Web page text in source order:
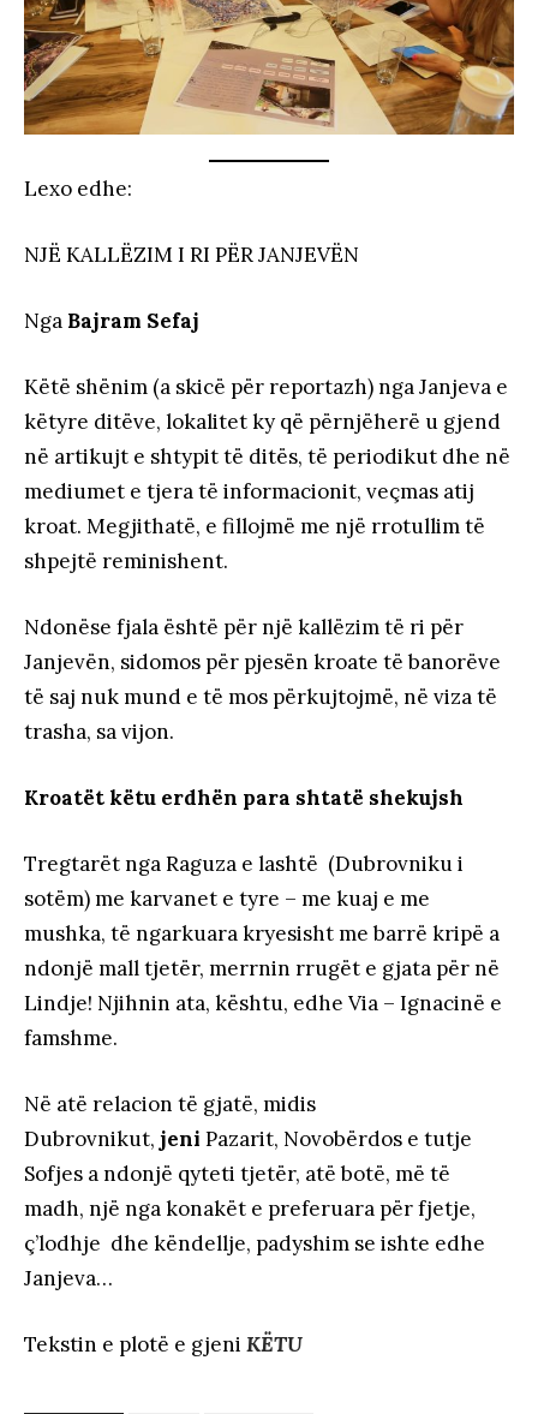
Lexo edhe:
NJË KALLËZIM I RI PËR JANJEVËN
Nga Bajram Sefaj
Këtë shënim (a skicë për reportazh) nga Janjeva e
këtyre ditëve, lokalitet ky që përnjëherë u gjend
në artikujt e shtypit të ditës, të periodikut dhe në
mediumet e tjera të informacionit, veçmas atij
kroat. Megjithatë, e fillojmë me një rrotullim të
shpejtë reminishent.
Ndonëse fjala është për një kallëzim të ri për
Janjevën, sidomos për pjesën kroate të banorëve
të saj nuk mund e të mos përkujtojmë, në viza të
trasha, sa vijon.
Kroatët këtu erdhën para shtatë shekujsh
Tregtarët nga Raguza e lashtë (Dubrovniku i
sotëm) me karvanet e tyre – me kuaj e me
mushka, të ngarkuara kryesisht me barrë kripë a
ndonjë mall tjetër, merrnin rrugët e gjata për në
Lindje! Njihnin ata, kështu, edhe Via – Ignacinë e
famshme.
Në atë relacion të gjatë, midis
Dubrovnikut, jeni Pazarit, Novobërdos e tutje
Sofjes a ndonjë qyteti tjetër, atë botë, më të
madh, një nga konakët e preferuara për fjetje,
ç’lodhje dhe këndellje, padyshim se ishte edhe
Janjeva…
Tekstin e plotë e gjeni KËTU